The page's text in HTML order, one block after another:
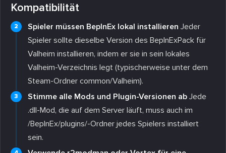
Kompatibilität
Spieler müssen BepInEx lokal installieren Jeder
Spieler sollte dieselbe Version des BepInExPack für
Valheim installieren, indem er sie in sein lokales
Valheim-Verzeichnis legt (typischerweise unter dem
Steam-Ordner common/Valheim).
Stimme alle Mods und Plugin-Versionen ab Jede
.dll-Mod, die auf dem Server läuft, muss auch im
/BepInEx/plugins/-Ordner jedes Spielers installiert
sein.